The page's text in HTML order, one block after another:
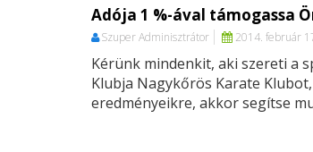
Adója 1 %-ával támogassa
Szuper Adminisztrátor 2014. február
Kérünk mindenkit, aki szereti a
Klubja Nagykőrös Karate
eredményeikre, akkor segítse